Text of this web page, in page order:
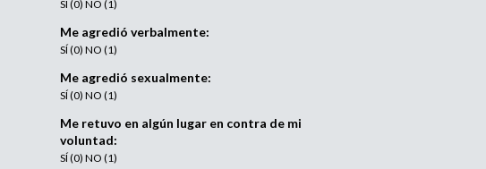
SÍ (0) NO (1)
Me agredió verbalmente:
SÍ (0) NO (1)
Me agredió sexualmente:
SÍ (0) NO (1)
Me retuvo en algún lugar en contra de mi
voluntad:
SÍ (0) NO (1)